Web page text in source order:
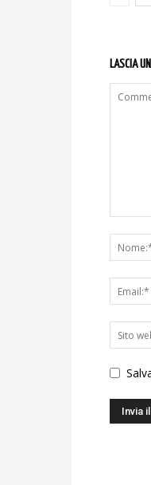
LASCIA